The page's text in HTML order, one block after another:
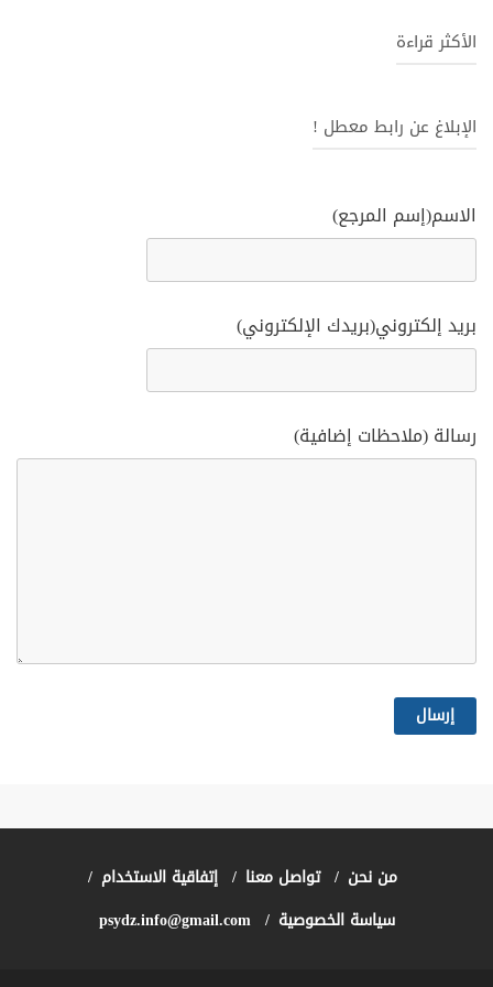
الأكثر قراءة
الإبلاغ عن رابط معطل !
الاسم(إسم المرجع)
بريد إلكتروني(بريدك الإلكتروني)
رسالة (ملاحظات إضافية)
من نحن تواصل معنا
إتفاقية الاستخدام
سياسة الخصوصية
psydz.info@gmail.com